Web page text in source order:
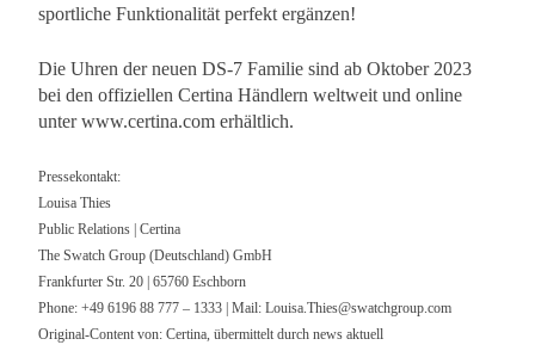
sportliche Funktionalität perfekt ergänzen!
Die Uhren der neuen DS-7 Familie sind ab Oktober 2023
bei den offiziellen Certina Händlern weltweit und online
unter www.certina.com erhältlich.
Pressekontakt:
Louisa Thies
Public Relations | Certina
The Swatch Group (Deutschland) GmbH
Frankfurter Str. 20 | 65760 Eschborn
Phone: +49 6196 88 777 – 1333 | Mail: Louisa.Thies@swatchgroup.com
Original-Content von: Certina, übermittelt durch news aktuell